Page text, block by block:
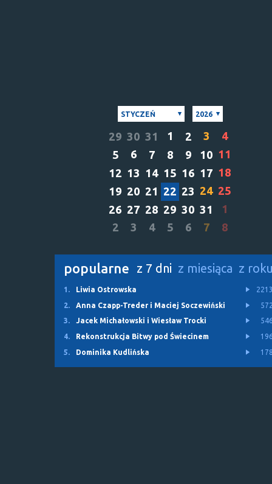
STYCZEŃ 2026
29 30 31 1 2 3
4
5
6 7 8 9 10 11
12 13 14 15 16 17 18
19 20 21 22 23 24 25
26 27 28 29 30 31
1
2
3 4 5 6 7 8
popularne z 7 dni z miesiąca z
1. Liwia Ostrowska
2.
Anna Czapp-Treder i Maciej Soczewiński
3.
Jacek Michałowski i Wiesław Trocki
4.
Rekonstrukcja Bitwy pod Świecinem
5.
Dominika Kudlińska